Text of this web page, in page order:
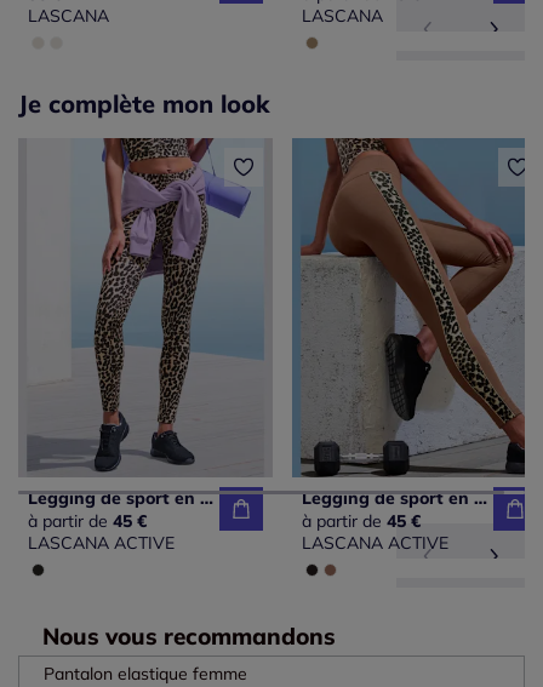
LASCANA
LASCANA
Je complète mon look
Legging de sport en motif léopard à taille haute et extensible
à partir de 45 €
LASCANA ACTIVE
Legging de sport en coton avec empiècements léopard sur les jambes
à partir de 45 €
LASCANA ACTIVE
Nous vous recommandons
Pantalon elastique femme